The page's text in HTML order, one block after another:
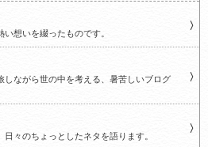
想いを綴ったものです。
しながら世の中を考える、暑苦しいブログ
々のちょっとしたネタを語ります。